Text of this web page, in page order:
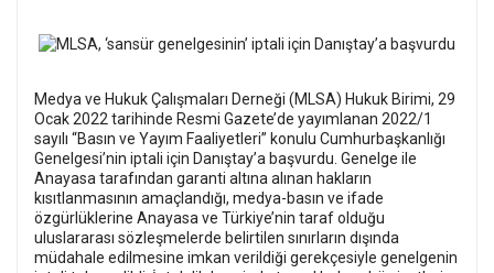
Medya ve Hukuk Çalışmaları Derneği (MLSA) Hukuk Birimi, 29
Ocak 2022 tarihinde Resmi Gazete’de yayımlanan 2022/1
sayılı “Basın ve Yayım Faaliyetleri” konulu Cumhurbaşkanlığı
Genelgesi’nin iptali için Danıştay’a başvurdu. Genelge ile
Anayasa tarafından garanti altına alınan hakların
kısıtlanmasının amaçlandığı, medya-basın ve ifade
özgürlüklerine Anayasa ve Türkiye’nin taraf olduğu
uluslararası sözleşmelerde belirtilen sınırların dışında
müdahale edilmesine imkan verildiği gerekçesiyle genelgenin